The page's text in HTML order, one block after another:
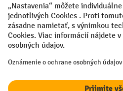
Nastavenia ochrany osobných
All prices excl. VAT plusshipping costs